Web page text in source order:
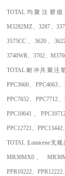
TOTAL 均聚注塑级
M3282MZ、3287、
3575CC 、 3620、
3740WR、3762、
TOTAL 耐冲共聚注
PPC3660、PPC4663、
PPC7652、PPC7712、
PPC10641 、
PPC12721、PPC13442
TOTAL |Lumicene无规
MR30MX0 、
PPR10222、PPR12222